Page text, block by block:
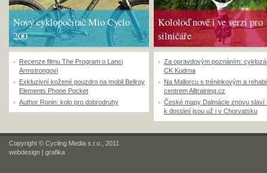
Nový cyklopočítač Mio Cyclo
200
Recenze filmu The Program o Lanci
Armstrongovi
Exkluzivní kožené pouzdro na mobil Bellroy
Elements Phone Pocket
Author Ronin: kolo pro dobrodruhy
Kololoď nově i ve verzi pro
silničáře
Za opravdovým poznáním:
CK Kudrna
Na Mallorcu s tréninkovým a
centrem Alltraining.cz
České mapy Dalmácie znovu slaví
k dostání jsou už i v Chorvatsku
Copyright © Cycling Media s.r.o., 2011
webdesign | grafika